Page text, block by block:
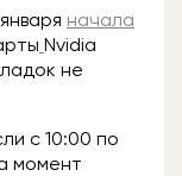
начала
Nvidia
не
с 10:00 по
момент